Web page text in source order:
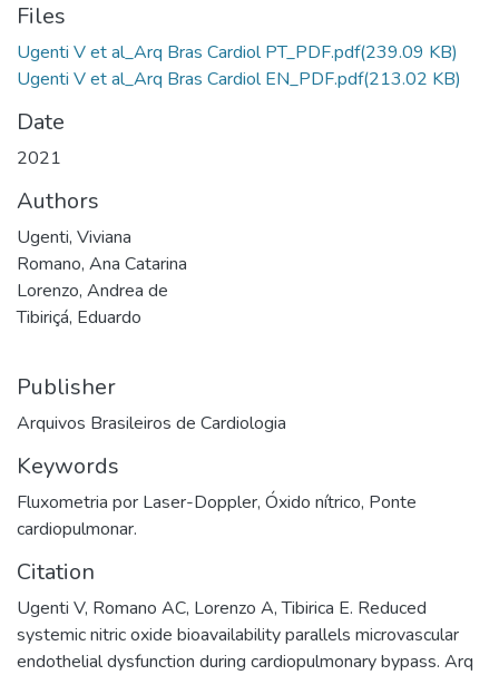
Files
Ugenti V et al_Arq Bras Cardiol PT_PDF.pdf(239.09 KB)
Ugenti V et al_Arq Bras Cardiol EN_PDF.pdf(213.02 KB)
Date
2021
Authors
Ugenti, Viviana
Romano, Ana Catarina
Lorenzo, Andrea de
Tibiriçá, Eduardo
Publisher
Arquivos Brasileiros de Cardiologia
Keywords
Fluxometria por Laser-Doppler, Óxido nítrico, Ponte
cardiopulmonar.
Citation
Ugenti V, Romano AC, Lorenzo A, Tibirica E. Reduced
systemic nitric oxide bioavailability parallels microvascular
endothelial dysfunction during cardiopulmonary bypass. Arq